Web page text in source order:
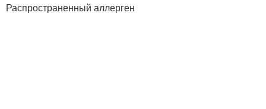
Распространенный аллерген